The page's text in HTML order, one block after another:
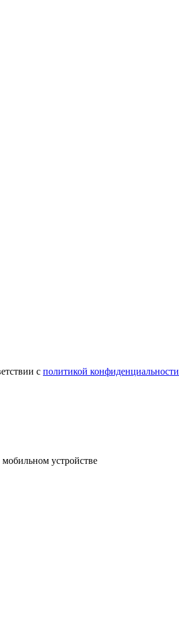
с политикой конфиденциальности
мобильном устройстве